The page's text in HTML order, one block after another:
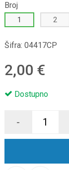
Broj
1 2
Šifra: 04417CP
2,00 €
Dostupno
-